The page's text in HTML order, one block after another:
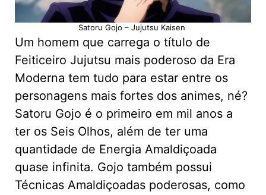
Satoru Gojo – Jujutsu Kaisen
Um homem que carrega o título de
Feiticeiro Jujutsu mais poderoso da Era
Moderna tem tudo para estar entre os
personagens mais fortes dos animes, né?
Satoru Gojo é o primeiro em mil anos a
ter os Seis Olhos, além de ter uma
quantidade de Energia Amaldiçoada
quase infinita. Gojo também possui
Técnicas Amaldiçoadas poderosas, como